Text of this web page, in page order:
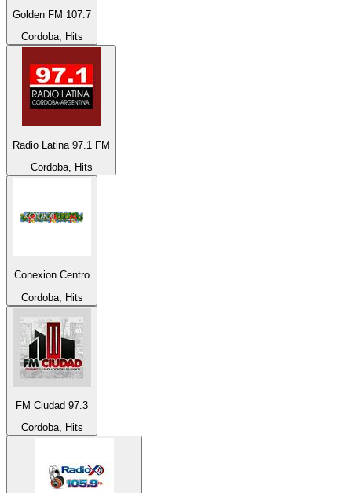
Golden FM 107.7
Cordoba, Hits
Radio Latina 97.1 FM
Cordoba, Hits
Conexion Centro
Cordoba, Hits
FM Ciudad 97.3
Cordoba, Hits